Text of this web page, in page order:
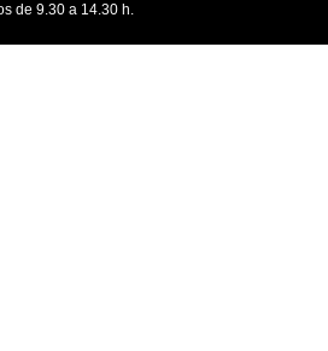
de 9.30 a 14.30 h.